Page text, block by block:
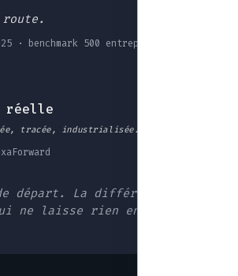
route.
· benchmark 500 entreprises EU
réelle
tracée, industrialisée.
départ. La différence : une
ne laisse rien en route.